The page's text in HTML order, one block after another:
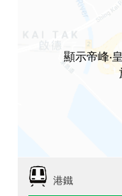
顯示帝峰‧
港鐵